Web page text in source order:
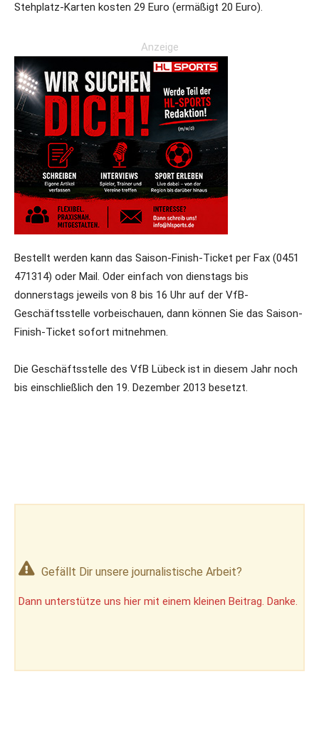
Stehplatz-Karten kosten 29 Euro (ermäßigt 20 Euro).
Anzeige
Bestellt werden kann das Saison-Finish-Ticket per Fax (0451
471314) oder Mail. Oder einfach von dienstags bis
donnerstags jeweils von 8 bis 16 Uhr auf der VfB-
Geschäftsstelle vorbeischauen, dann können Sie das Saison-
Finish-Ticket sofort mitnehmen.
Die Geschäftsstelle des VfB Lübeck ist in diesem Jahr noch
bis einschließlich den 19. Dezember 2013 besetzt.
Gefällt Dir unsere journalistische Arbeit?
Dann unterstütze uns hier mit einem kleinen Beitrag. Danke.